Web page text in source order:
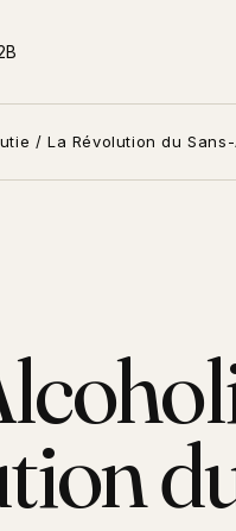
/ La Révolution du